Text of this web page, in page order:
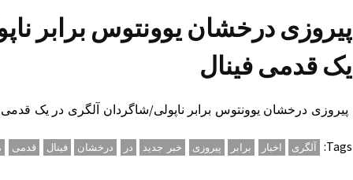
پیروزی درخشان یوونتوس برابر
یک قدمی فینال
پیروزی درخشان یوونتوس برابر ناپولی/شاگردان آلگری در یک قدمی
Tags: آلگری اخبار برابر پیروزی خبر جدید در درخشان فینال قدمی